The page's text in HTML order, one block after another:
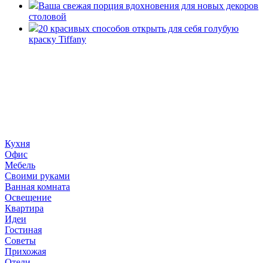
Ваша свежая порция вдохновения для новых декоров
столовой
20 красивых способов открыть для себя голубую
краску Tiffany
Кухня
Офис
Мебель
Своими руками
Ванная комната
Освещение
Квартира
Идеи
Гостиная
Советы
Прихожая